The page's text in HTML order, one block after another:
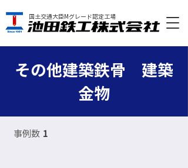
国土交通大臣Mグレード認定工場
その他建築鉄骨 建築
金物
事例数 1